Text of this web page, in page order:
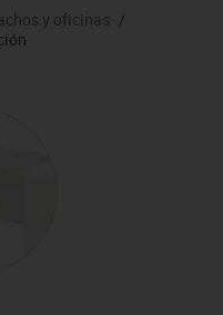
y oficinas /